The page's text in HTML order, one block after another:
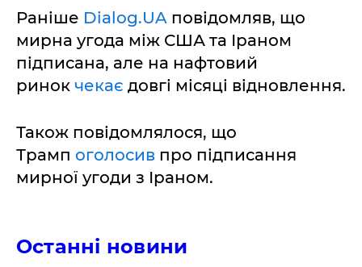
Раніше Dialog.UA повідомляв, що
мирна угода між США та Іраном
підписана, але на нафтовий
ринок чекає довгі місяці відновлення.
Також повідомлялося, що
Трамп оголосив про підписання
мирної угоди з Іраном.
Останні новини